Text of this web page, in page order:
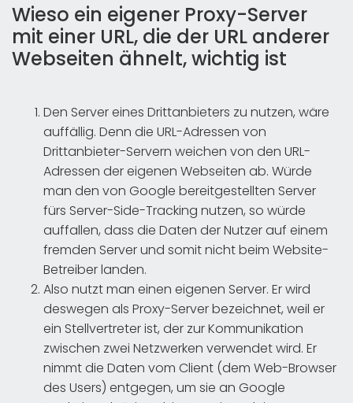
Wieso ein eigener Proxy-Server
mit einer URL, die der URL anderer
Webseiten ähnelt, wichtig ist
Den Server eines Drittanbieters zu nutzen, wäre
auffällig. Denn die URL-Adressen von
Drittanbieter-Servern weichen von den URL-
Adressen der eigenen Webseiten ab. Würde
man den von Google bereitgestellten Server
fürs Server-Side-Tracking nutzen, so würde
auffallen, dass die Daten der Nutzer auf einem
fremden Server und somit nicht beim Website-
Betreiber landen.
Also nutzt man einen eigenen Server. Er wird
deswegen als Proxy-Server bezeichnet, weil er
ein Stellvertreter ist, der zur Kommunikation
zwischen zwei Netzwerken verwendet wird. Er
nimmt die Daten vom Client (dem Web-Browser
des Users) entgegen, um sie an Google